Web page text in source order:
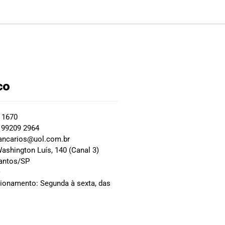
2964
Luís, 140 (Canal 3)
SP
Segunda à sexta, das